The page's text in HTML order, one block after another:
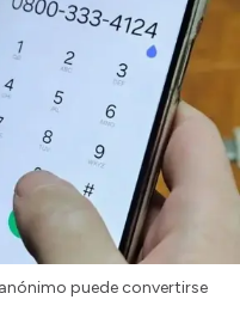
puede convertirse